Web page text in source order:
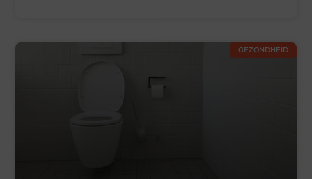
GEZONDHEID